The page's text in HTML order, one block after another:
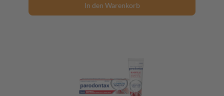
In den Warenkorb